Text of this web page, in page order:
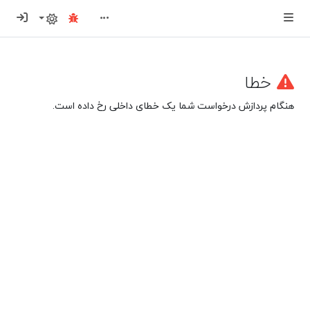
خطا
هنگام پردازش درخواست شما یک خطای داخلی رخ داده است.